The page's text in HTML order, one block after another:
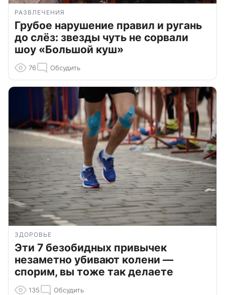
РАЗВЛЕЧЕНИЯ
Грубое нарушение правил и ругань
до слёз: звезды чуть не сорвали
шоу «Большой куш»
76 Обсудить
ЗДОРОВЬЕ
Эти 7 безобидных привычек
незаметно убивают колени —
спорим, вы тоже так делаете
135 Обсудить